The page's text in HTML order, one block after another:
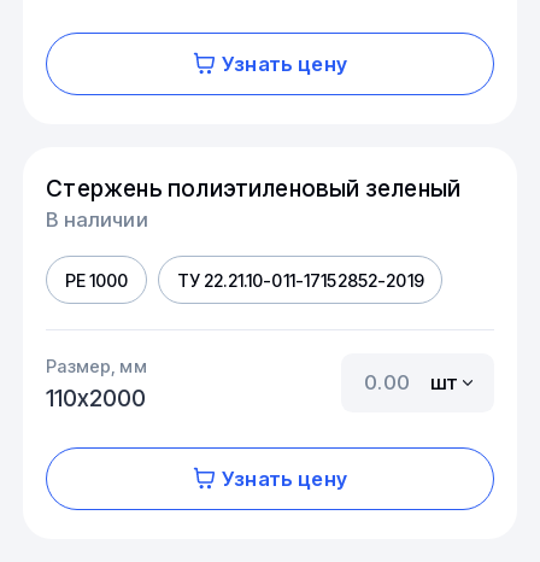
Узнать цену
Стержень полиэтиленовый зеленый
В наличии
PE 1000 ТУ 22.21.10-011-17152852-2019
Размер, мм
110х2000
шт
Узнать цену